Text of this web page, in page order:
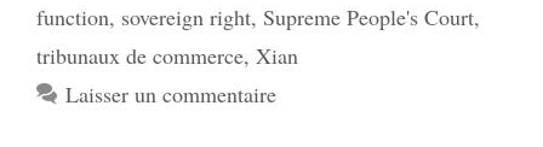
function, sovereign right, Supreme People's Court,
tribunaux de commerce, Xian
Laisser un commentaire